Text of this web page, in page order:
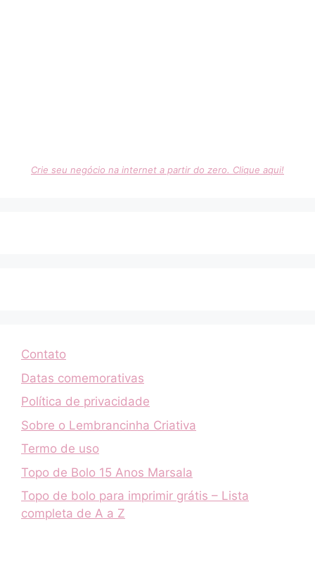
Crie seu negócio na internet a partir do zero. Clique aqui!
Contato
Datas comemorativas
Política de privacidade
Sobre o Lembrancinha Criativa
Termo de uso
Topo de Bolo 15 Anos Marsala
Topo de bolo para imprimir grátis – Lista
completa de A a Z